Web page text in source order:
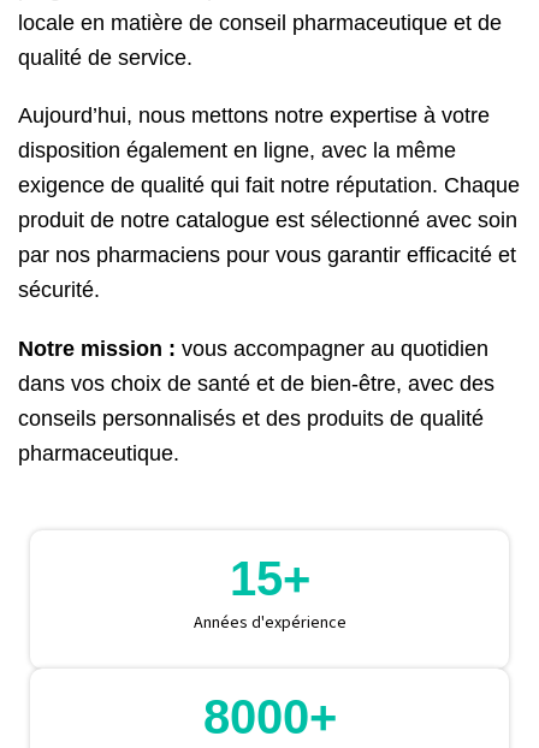
locale en matière de conseil pharmaceutique et de
qualité de service.
Aujourd’hui, nous mettons notre expertise à votre
disposition également en ligne, avec la même
exigence de qualité qui fait notre réputation. Chaque
produit de notre catalogue est sélectionné avec soin
par nos pharmaciens pour vous garantir efficacité et
sécurité.
Notre mission : vous accompagner au quotidien
dans vos choix de santé et de bien-être, avec des
conseils personnalisés et des produits de qualité
pharmaceutique.
Années d'expérience
15+
8000+